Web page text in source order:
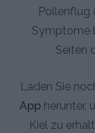
Pollenflug
Symptome
Seiten
Laden Sie
App herunter,
Kiel zu